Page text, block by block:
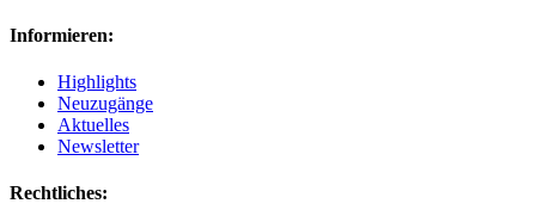
Informieren:
Highlights
Neuzugänge
Aktuelles
Newsletter
Rechtliches: